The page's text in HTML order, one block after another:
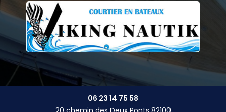
06 23 14 75 58